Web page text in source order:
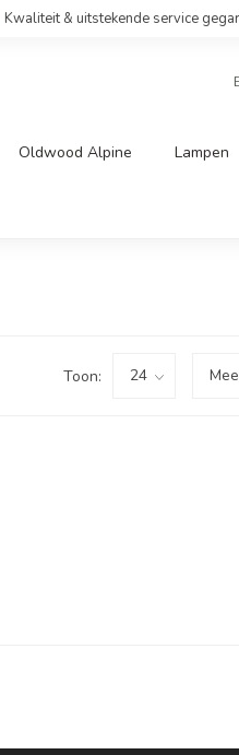
Kwaliteit & uitstekende service
Oldwood Alpine Lampen
Toon: